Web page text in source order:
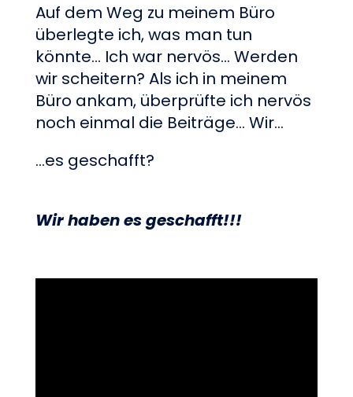
Auf dem Weg zu meinem Büro
überlegte ich, was man tun
könnte... Ich war nervös... Werden
wir scheitern? Als ich in meinem
Büro ankam, überprüfte ich nervös
noch einmal die Beiträge... Wir...
...es geschafft?
Wir haben es geschafft!!!